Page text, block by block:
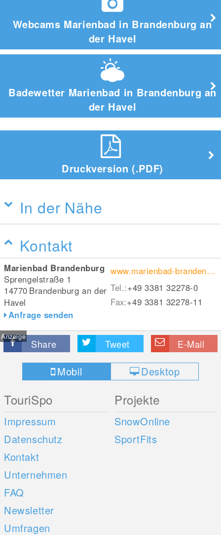
Webcams Marienbad in Brandenburg an
der Havel
Badewetter Marienbad in Brandenburg an
der Havel
Druckversion (.PDF)
In der Nähe
Kontakt
Marienbad Brandenburg
Sprengelstraße 1
14770 Brandenburg an der
Havel
Anfrage senden
www.marienbad-brandenburg.de/
Tel.:+49 3381 32278-0
Fax:+49 3381 32278-11
Anzeige
Share Tweet E-Mail
Mobil Desktop
TouriSpo
Impressum
Datenschutz
Kontakt
Unternehmen
FAQ
Newsletter
Umfragen
Projekte
SnowOnline
SportFits